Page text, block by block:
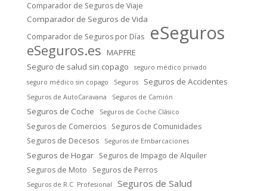
Comparador de Seguros de Viaje
Comparador de Seguros de Vida
Comparador de Seguros por Días eSeguros
eSeguros.es MAPFRE
Seguro de salud sin copago
seguro médico privado
seguro médico sin copago
Seguros Seguros de Accidentes
Seguros de AutoCaravana Seguros de Camión
Seguros de Coche Seguros de Coche Clásico
Seguros de Comercios
Seguros de Comunidades
Seguros de Decesos
Seguros de Embarcaciones
Seguros de Hogar
Seguros de Impago de Alquiler
Seguros de Moto
Seguros de Perros
Seguros de R.C. Profesional Seguros de Salud